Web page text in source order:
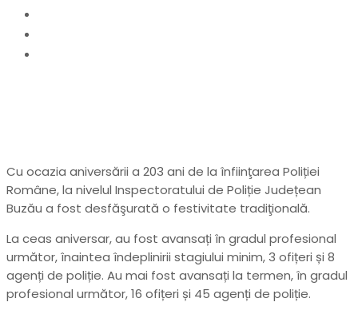
Cu ocazia aniversării a 203 ani de la înfiinţarea Poliției
Române, la nivelul Inspectoratului de Poliție Județean
Buzău a fost desfăşurată o festivitate tradiţională.
La ceas aniversar, au fost avansați în gradul profesional
următor, înaintea îndeplinirii stagiului minim, 3 ofițeri și 8
agenți de poliție. Au mai fost avansați la termen, în gradul
profesional următor, 16 ofițeri și 45 agenți de poliție.